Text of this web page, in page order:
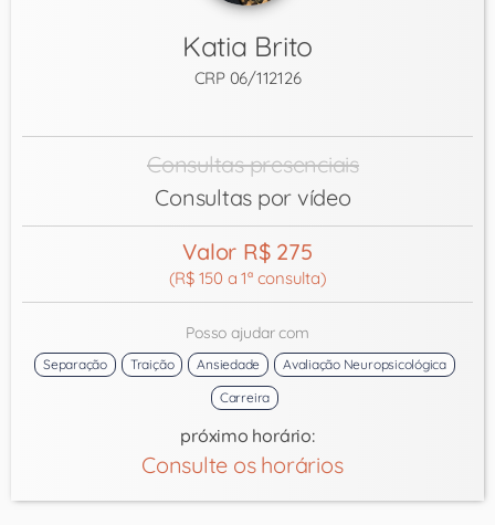
Katia Brito
CRP 06/112126
Consultas presenciais
Consultas por vídeo
Valor R$ 275
(R$ 150 a 1ª consulta)
Posso ajudar com
Separação Traição Ansiedade
Avaliação Neuropsicológica
Carreira
próximo horário:
Consulte os horários